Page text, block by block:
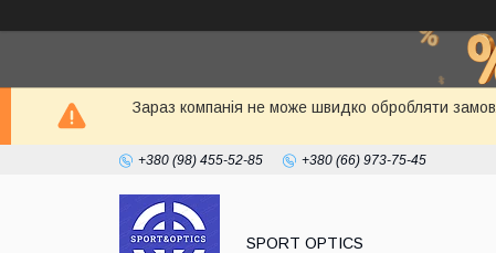
Зараз компанія не може швидко обробляти
+380 (98) 455-52-85 +380 (66) 973-75-45
SPORT OPTICS